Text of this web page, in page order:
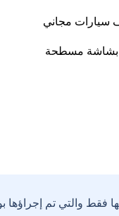
سيارات مجاني
بشاشة مسطحة
فقط والتي تم